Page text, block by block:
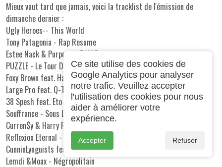
Mieux vaut tard que jamais, voici la tracklist de l'émission de
dimanche dernier :
Ugly Heroes-- This World
Tony Patagonia - Rap Resume
Estee Nack & Purpose
- T.I.M.E.
PUZZLE - Le Tour Du Monde En 80 Mesures
Foxy Brown feat. Havoc- The Promise
Large Pro feat. Q-Tip- In The Sun
38 Spesh feat. Eto - Flour City
Souffrance - Sous Les Pavés
Curren$y & Harry Fraud- The Crow's Nest
Reflexion Eternal - Too Late
CunninLynguists feat.Masta Ace- Seasons
Lemdi &Moax - Négropolitain
Ce site utilise des cookies de
Google Analytics pour analyser
notre trafic. Veuillez accepter
l'utilisation des cookies pour nous
aider à améliorer votre
expérience.
Accepter Refuser